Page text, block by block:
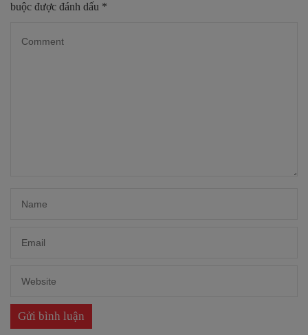
buộc được đánh dấu *